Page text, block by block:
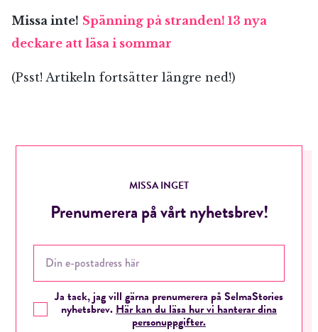
Missa inte! Spänning på stranden! 13 nya
deckare att läsa i sommar
(Psst! Artikeln fortsätter längre ned!)
MISSA INGET
Prenumerera på vårt nyhetsbrev!
Ja tack, jag vill gärna prenumerera på SelmaStories
nyhetsbrev.Här kan du läsa hur vi hanterar dina
personuppgifter.